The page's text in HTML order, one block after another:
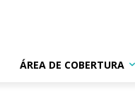
ÁREA DE COBERTURA